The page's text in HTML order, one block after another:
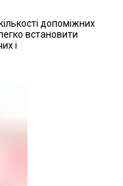
допоміжних
встановити
і